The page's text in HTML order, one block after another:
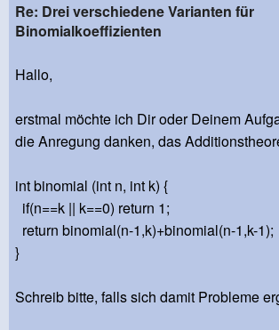
Re: Drei verschiedene Varianten für
Binomialkoeffizienten
Hallo,
erstmal möchte ich Dir oder Deinem
die Anregung danken, das
int binomial (int n, int k) {
if(n==k || k==0) return 1;
return binomial(n-1,k)+binomial(n-1,k-1);
}
Schreib bitte, falls sich damit Probleme